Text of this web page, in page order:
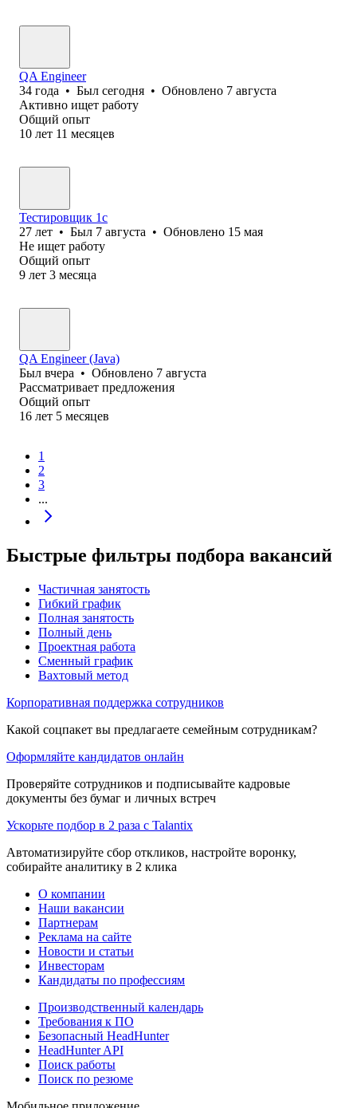
QA Engineer
34 года • Был сегодня • Обновлено 7 августа
Активно ищет работу
Общий опыт
10 лет 11 месяцев
Тестировщик 1с
27 лет • Был 7 августа • Обновлено 15 мая
Не ищет работу
Общий опыт
9 лет 3 месяца
QA Engineer (Java)
Был вчера • Обновлено 7 августа
Рассматривает предложения
Общий опыт
16 лет 5 месяцев
1
2
3
...
Быстрые фильтры подбора вакансий
Частичная занятость
Гибкий график
Полная занятость
Полный день
Проектная работа
Сменный график
Вахтовый метод
Корпоративная поддержка сотрудников
Какой соцпакет вы предлагаете семейным сотрудникам?
Оформляйте кандидатов онлайн
Проверяйте сотрудников и подписывайте кадровые
документы без бумаг и личных встреч
Ускорьте подбор в 2 раза с Talantix
Автоматизируйте сбор откликов, настройте воронку,
собирайте аналитику в 2 клика
О компании
Наши вакансии
Партнерам
Реклама на сайте
Новости и статьи
Инвесторам
Кандидаты по профессиям
Производственный календарь
Требования к ПО
Безопасный HeadHunter
HeadHunter API
Поиск работы
Поиск по резюме